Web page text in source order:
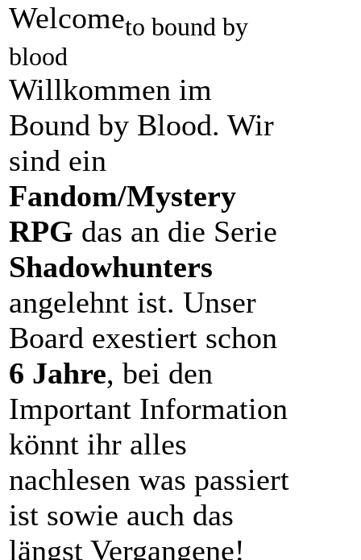
Welcometo bound by
blood
Willkommen im
Bound by Blood. Wir
sind ein
Fandom/Mystery
RPG das an die Serie
Shadowhunters
angelehnt ist. Unser
Board exestiert schon
6 Jahre, bei den
Important Information
könnt ihr alles
nachlesen was passiert
ist sowie auch das
längst Vergangene!